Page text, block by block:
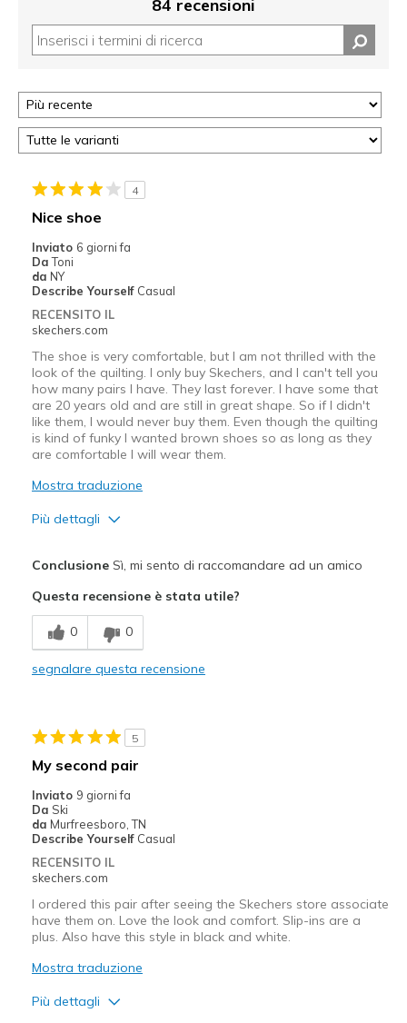
84 recensioni
4
Nice shoe
Inviato 6 giorni fa
Da Toni
da NY
Describe Yourself Casual
RECENSITO IL
skechers.com
The shoe is very comfortable, but I am not thrilled with the
look of the quilting. I only buy Skechers, and I can't tell you
how many pairs I have. They last forever. I have some that
are 20 years old and are still in great shape. So if I didn't
like them, I would never buy them. Even though the quilting
is kind of funky I wanted brown shoes so as long as they
are comfortable I will wear them.
Mostra traduzione
Più dettagli
Migliori Utilizzi:
Casual Wear
Travel
Sizing
View On Shoes
ConclusioneSì, mi sento di raccomandare ad un amico
Questa recensione è stata utile?
0 0
segnalare questa recensione
5
My second pair
Inviato 9 giorni fa
Da Ski
da Murfreesboro, TN
Describe Yourself Casual
RECENSITO IL
skechers.com
I ordered this pair after seeing the Skechers store associate
have them on. Love the look and comfort. Slip-ins are a
plus. Also have this style in black and white.
Mostra traduzione
Più dettagli